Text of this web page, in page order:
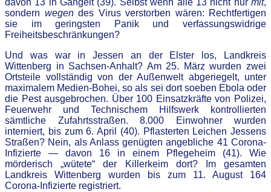
davon 13 in Gangelt (39). Selbst wenn alle 13 nicht nur mit,
sondern wegendes Virus verstorben wären: Rechtfertigen
sie im geringsten Panik und verfassungswidrige
Freiheitsbeschränkungen?
Und was war in Jessen an der Elster los, Landkreis
Wittenberg in Sachsen-Anhalt? Am 25. März wurden zwei
Ortsteile vollständig von der Außenwelt abgeriegelt, unter
maximalem Medien-Bohei, so als sei dort soeben Ebola oder
die Pest ausgebrochen. Über 100 Einsatzkräfte von Polizei,
Feuerwehr und Technischem Hilfswerk kontrollierten
sämtliche Zufahrtsstraßen. 8.000 Einwohner wurden
interniert, bis zum 6. April (40). Pflasterten Leichen Jessens
Straßen? Nein, als Anlass genügten angebliche 41 Corona-
Infizierte — davon 16 in einem Pflegeheim (41). Wie
mörderisch „wütete“ der Killerkeim dort? Im gesamten
Landkreis Wittenberg wurden bis zum 11. August 164
Corona-Infizierte registriert.